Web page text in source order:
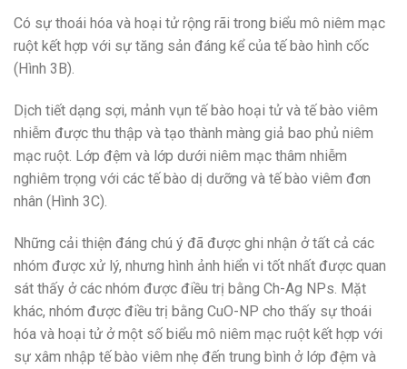
Có sự thoái hóa và hoại tử rộng rãi trong biểu mô niêm mạc
ruột kết hợp với sự tăng sản đáng kể của tế bào hình cốc
(Hình 3B).
Dịch tiết dạng sợi, mảnh vụn tế bào hoại tử và tế bào viêm
nhiễm được thu thập và tạo thành màng giả bao phủ niêm
mạc ruột. Lớp đệm và lớp dưới niêm mạc thâm nhiễm
nghiêm trọng với các tế bào dị dưỡng và tế bào viêm đơn
nhân (Hình 3C).
Những cải thiện đáng chú ý đã được ghi nhận ở tất cả các
nhóm được xử lý, nhưng hình ảnh hiển vi tốt nhất được quan
sát thấy ở các nhóm được điều trị bằng Ch-Ag NPs. Mặt
khác, nhóm được điều trị bằng CuO-NP cho thấy sự thoái
hóa và hoại tử ở một số biểu mô niêm mạc ruột kết hợp với
sự xâm nhập tế bào viêm nhẹ đến trung bình ở lớp đệm và